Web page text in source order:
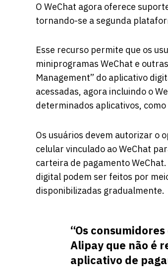
O WeChat agora oferece
tornando-se a segunda
Esse recurso permite que os
miniprogramas WeChat e
Management” do aplicativo
acessadas, agora incluindo o
determinados aplicativos,
Os usuários devem autorizar o
celular vinculado ao WeChat
carteira de pagamento
digital podem ser feitos por
disponibilizadas gradualmente.
“Os
Alipay que não é
aplicativo de